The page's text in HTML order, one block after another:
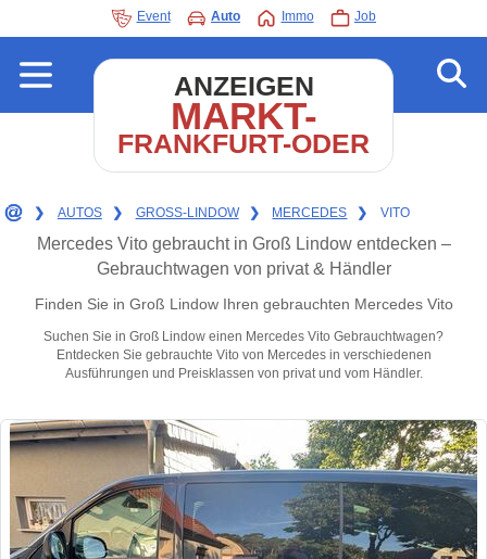
Event Auto Immo Job
ANZEIGEN
MARKT-
FRANKFURT-ODER
❯ AUTOS ❯ GROSS-LINDOW ❯ MERCEDES ❯ VITO
Mercedes Vito gebraucht in Groß Lindow entdecken –
Gebrauchtwagen von privat & Händler
Finden Sie in Groß Lindow Ihren gebrauchten Mercedes Vito
Suchen Sie in Groß Lindow einen Mercedes Vito Gebrauchtwagen?
Entdecken Sie gebrauchte Vito von Mercedes in verschiedenen
Ausführungen und Preisklassen von privat und vom Händler.